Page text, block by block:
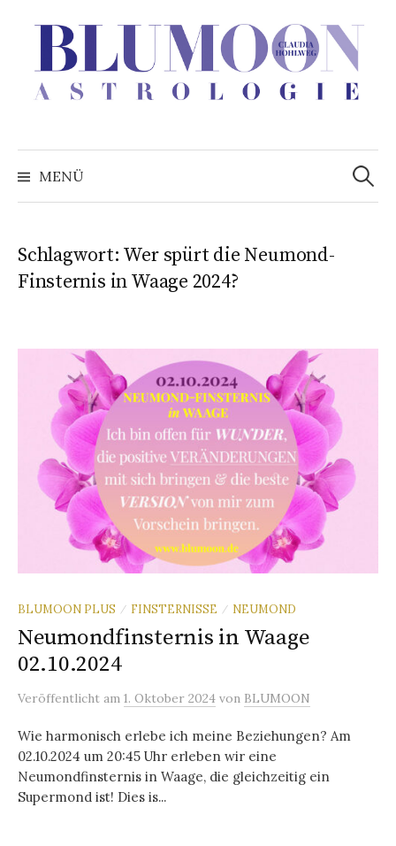
überspringen
MENÜ
Suchen
nach:
Schlagwort: Wer spürt die Neumond-
Finsternis in Waage 2024?
BLUMOON PLUS / FINSTERNISSE / NEUMOND
Neumondfinsternis in Waage
02.10.2024
Veröffentlicht am 1. Oktober 2024 von BLUMOON
Wie harmonisch erlebe ich meine Beziehungen? Am
02.10.2024 um 20:45 Uhr erleben wir eine
Neumondfinsternis in Waage, die gleichzeitig ein
Supermond ist! Dies is...